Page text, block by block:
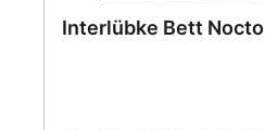
Interlübke Bett Nocto